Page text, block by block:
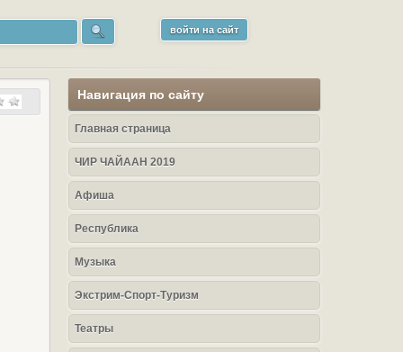
войти на сайт
Навигация по сайту
Главная страница
ЧИР ЧАЙААН 2019
Афиша
Республика
Музыка
Экстрим-Спорт-Туризм
Театры